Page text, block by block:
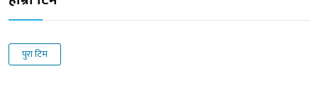
पुरा टिम